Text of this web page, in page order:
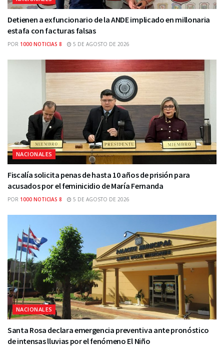
Detienen a exfuncionario de la ANDE implicado en millonaria
estafa con facturas falsas
POR 1000 NOTICIAS 8 5 DE AGOSTO DE 2026
NACIONALES
Fiscalía solicita penas de hasta 10 años de prisión para
acusados por el feminicidio de María Fernanda
POR 1000 NOTICIAS 8 5 DE AGOSTO DE 2026
NACIONALES
Santa Rosa declara emergencia preventiva ante pronóstico
de intensas lluvias por el fenómeno El Niño